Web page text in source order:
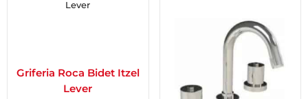
Griferia Roca Bidet Itzel
Lever